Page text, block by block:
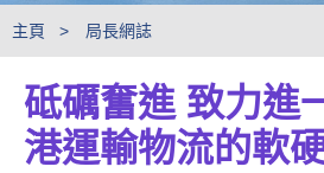
主頁 局長網誌
砥礪奮進 致力進
港運輸物流的軟